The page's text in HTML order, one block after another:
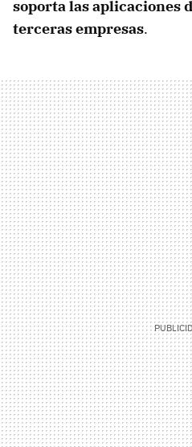
soporta las aplicaciones
terceras empresas.